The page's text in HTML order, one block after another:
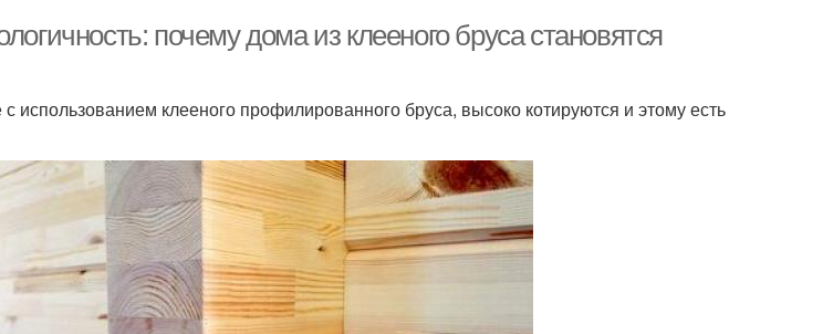
почему дома из клееного бруса становятся
использованием клееного профилированного бруса, высоко котируются и этому есть